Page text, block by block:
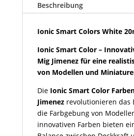
20mlBeschreibung
Ionic Smart Colors White
Ionic Smart Color –
Mig Jimenez für eine
von Modellen und
Die Ionic Smart Color
Jimenezrevolutionieren das
die Farbgebung von
innovativen Farben bieten